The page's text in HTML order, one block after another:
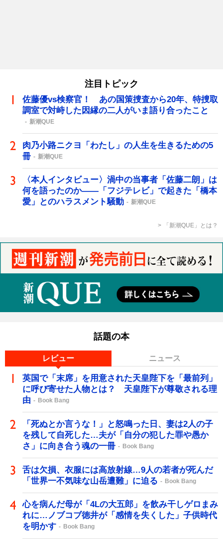
注目トピック
佐藤優vs検察官！ あの国策捜査から20年、特捜取
調室で対峙した因縁の二人がいま語り合ったこと
新潮QUE
肉乃小路ニクヨ「わたし」の人生を生きるための5
冊
新潮QUE
〈本人インタビュー〉渦中の当事者「佐藤二朗」は
何を語ったのか――「フジテレビ」で起きた「橋本
愛」とのハラスメント騒動
新潮QUE
「新潮QUE」とは？
話題の本
レビュー ニュース
英国で「末席」を用意された天皇陛下を「最前列」
に呼び寄せた人物とは？ 天皇陛下が尊敬される理
由
Book Bang
「死ぬとか言うな！」と怒鳴った日、妻は2人の子
を残して自死した…夫が「自分の犯した罪や愚か
さ」に向き合う魂の一冊
Book Bang
舌は欠損、衣服には高放射線…9人の若者が死んだ
「世界一不気味な山岳遭難」に迫る
Book Bang
心を病んだ母が「4Lの大五郎」を飲み干しゲロまみ
れに…ノブコブ徳井が「感情を失くした」子供時代
を明かす
Book Bang